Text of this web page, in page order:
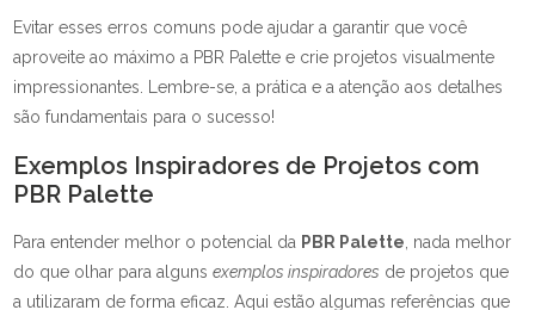
Evitar esses erros comuns pode ajudar a garantir que você
aproveite ao máximo a PBR Palette e crie projetos visualmente
impressionantes. Lembre-se, a prática e a atenção aos detalhes
são fundamentais para o sucesso!
Exemplos Inspiradores de Projetos com
PBR Palette
Para entender melhor o potencial da PBR Palette , nada melhor
do que olhar para algunsexemplos inspiradores de projetos que
a utilizaram de forma eficaz. Aqui estão algumas referências que